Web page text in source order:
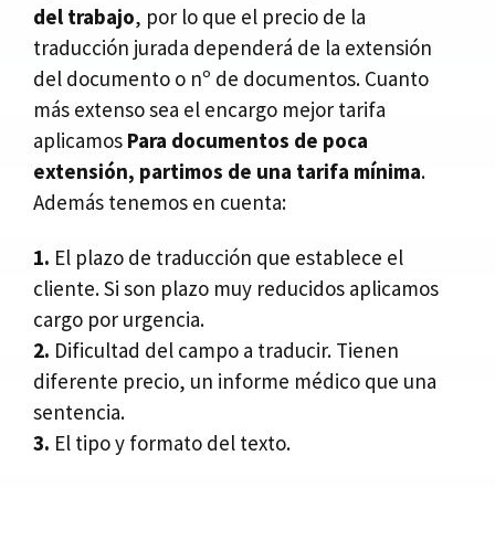
del trabajo, por lo que el precio de la
traducción jurada dependerá de la extensión
del documento o nº de documentos. Cuanto
más extenso sea el encargo mejor tarifa
aplicamos Para documentos de poca
extensión, partimos de una tarifa mínima.
Además tenemos en cuenta:
1. El plazo de traducción que establece el
cliente. Si son plazo muy reducidos aplicamos
cargo por urgencia.
2. Dificultad del campo a traducir. Tienen
diferente precio, un informe médico que una
sentencia.
3. El tipo y formato del texto.